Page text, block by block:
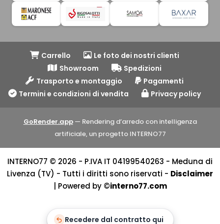
Carrello
Le foto dei nostri clienti
Showroom
Spedizioni
Trasporto e montaggio
Pagamenti
Termini e condizioni di vendita
Privacy policy
GoRender.app— Rendering d’arredo con intelligenza
artificiale, un progetto INTERNO77
INTERNO77 © 2026 - P.IVA IT 04199540263 - Meduna di
Livenza (TV) - Tutti i diritti sono riservati - Disclaimer
| Powered by ©interno77.com
Recedere dal contratto qui